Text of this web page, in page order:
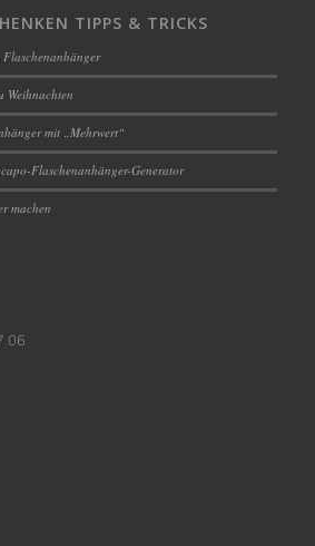
TIPPS & TRICKS
Weihnachten
mit „Mehrwert“
Flaschenanhänger-Generator
machen
06